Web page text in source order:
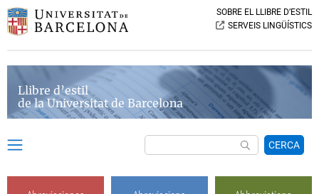
SOBRE EL LLIBRE D’ESTIL
SERVEIS LINGÜÍSTICS
Llibre d’estil
de la Universitat de Barcelona
CERCA